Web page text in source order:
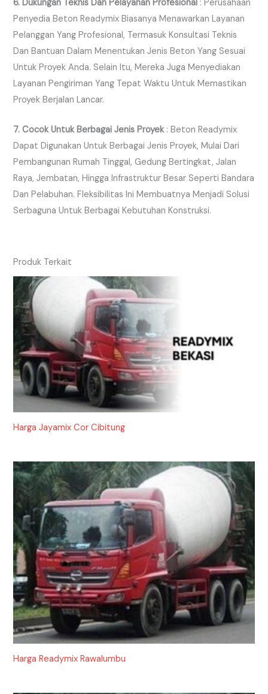
6. Dukungan Teknis Dan Pelayanan Profesional : Perusahaan
Penyedia Beton Readymix Biasanya Menawarkan Layanan
Pelanggan Yang Profesional, Termasuk Konsultasi Teknis
Dan Bantuan Dalam Menentukan Jenis Beton Yang Sesuai
Untuk Proyek Anda. Selain Itu, Mereka Juga Menyediakan
Layanan Pengiriman Yang Tepat Waktu Untuk Memastikan
Proyek Berjalan Lancar.
7. Cocok Untuk Berbagai Jenis Proyek: Beton Readymix
Dapat Digunakan Untuk Berbagai Jenis Proyek, Mulai Dari
Pembangunan Rumah Tinggal, Gedung Bertingkat, Jalan
Raya, Jembatan, Hingga Infrastruktur Besar Seperti Bandara
Dan Pelabuhan. Fleksibilitas Ini Membuatnya Menjadi Solusi
Serbaguna Untuk Berbagai Kebutuhan Konstruksi.
Produk Terkait
Harga Jayamix Cor Cibitung
Harga Readymix Rawalumbu